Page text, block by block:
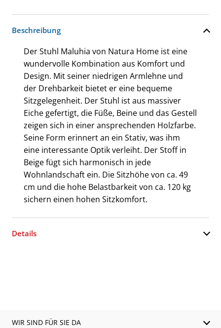
Beschreibung
Der Stuhl Maluhia von Natura Home ist eine
wundervolle Kombination aus Komfort und
Design. Mit seiner niedrigen Armlehne und
der Drehbarkeit bietet er eine bequeme
Sitzgelegenheit. Der Stuhl ist aus massiver
Eiche gefertigt, die Füße, Beine und das Gestell
zeigen sich in einer ansprechenden Holzfarbe.
Seine Form erinnert an ein Stativ, was ihm
eine interessante Optik verleiht. Der Stoff in
Beige fügt sich harmonisch in jede
Wohnlandschaft ein. Die Sitzhöhe von ca. 49
cm und die hohe Belastbarkeit von ca. 120 kg
sichern einen hohen Sitzkomfort.
Details
WIR SIND FÜR SIE DA